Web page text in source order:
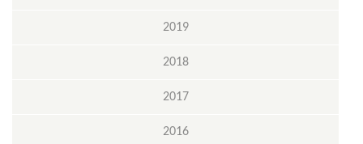
2019
2018
2017
2016